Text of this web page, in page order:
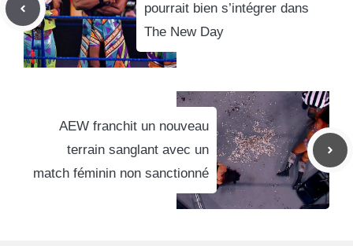
pourrait bien s’intégrer dans
The New Day
AEW franchit un nouveau
terrain sanglant avec un
match féminin non sanctionné